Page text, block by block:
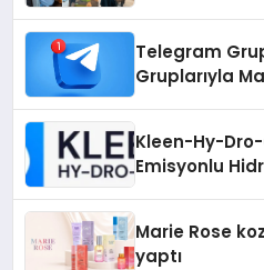
Telegram
Gruplarıyla
Kleen-Hy-Dro-
Emisyonlu
Marie Rose
yaptı